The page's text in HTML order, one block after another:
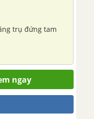
trụ đứng tam
ngay